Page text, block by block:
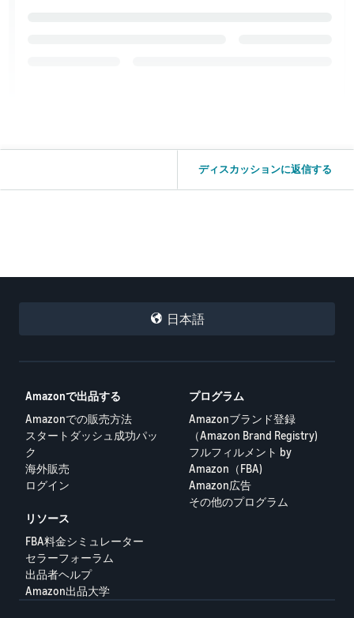
ディスカッションに返信する
日本語
Amazonで出品する
Amazonでの販売方法
スタートダッシュ成功パッ
ク
海外販売
ログイン
プログラム
Amazonブランド登録
（Amazon Brand Registry)
フルフィルメント by
Amazon（FBA)
Amazon広告
その他のプログラム
リソース
FBA料金シミュレーター
セラーフォーラム
出品者ヘルプ
Amazon出品大学